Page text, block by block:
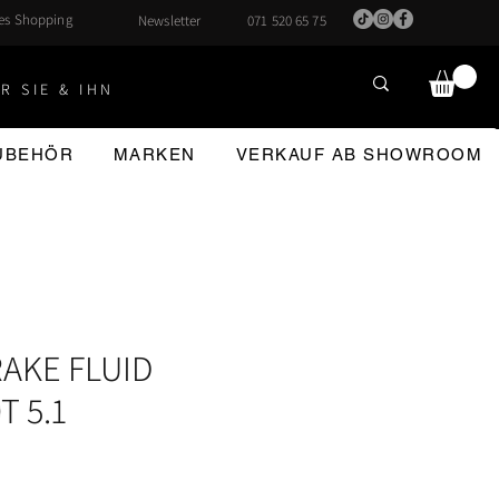
Shopping Newsletter 071 520 65 75
SIE & IHN
MARKEN VERKAUF AB SHOWROOM
FLUID
5.1